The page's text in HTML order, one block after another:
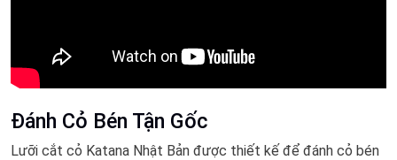
Đánh Cỏ Bén Tận Gốc
Lưỡi cắt cỏ Katana Nhật Bản được thiết kế để đánh cỏ bén